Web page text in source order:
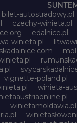
bilet-autostradowy.pl
czechy-winieta.pl
edalnice.pl
winieta.pl
vignette-poland.pl
winieta-
winietamoldawia.pl